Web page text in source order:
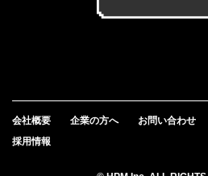
会社概要 企業の方へ お問い合わせ
採用情報